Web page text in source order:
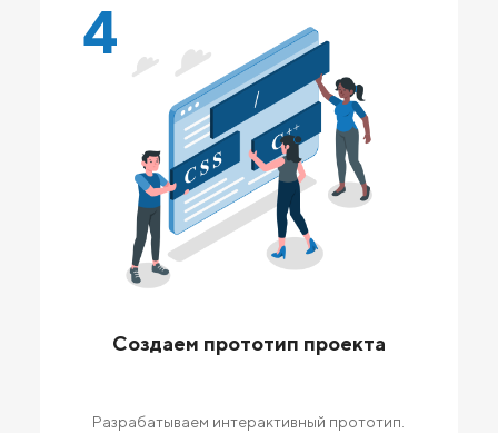
4
Создаем прототип проекта
Разрабатываем интерактивный прототип.